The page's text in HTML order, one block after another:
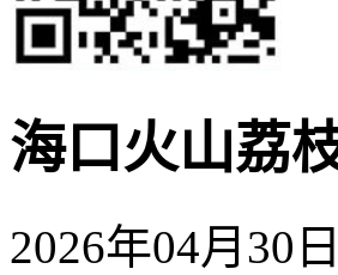
海口火山荔
2026年04月30